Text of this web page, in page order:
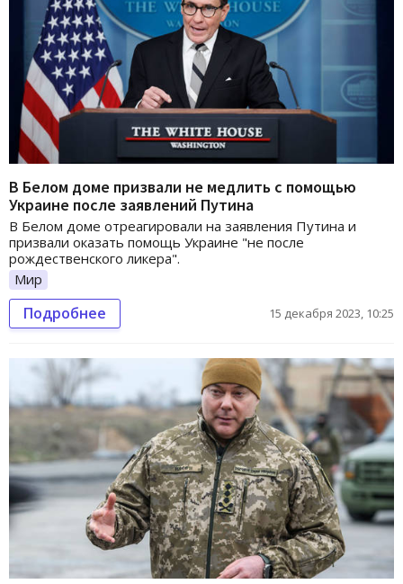
В Белом доме призвали не медлить с помощью
Украине после заявлений Путина
В Белом доме отреагировали на заявления Путина и
призвали оказать помощь Украине "не после
рождественского ликера".
Мир
Подробнее 15 декабря 2023, 10:25